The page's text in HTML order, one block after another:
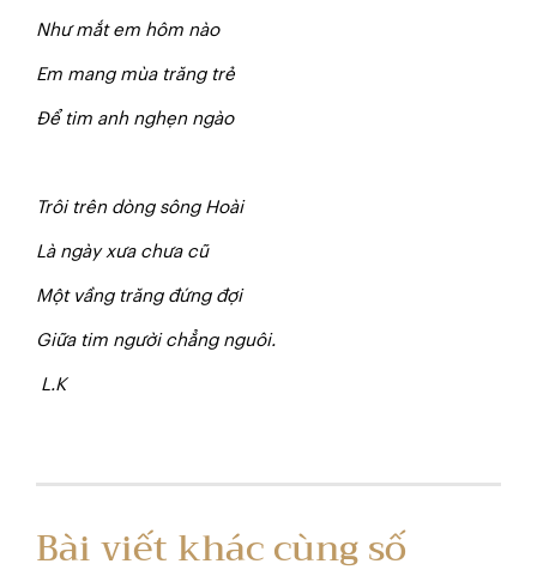
Như mắt em hôm nào
Em mang mùa trăng trẻ
Để tim anh nghẹn ngào
Trôi trên dòng sông Hoài
Là ngày xưa chưa cũ
Một vầng trăng đứng đợi
Giữa tim người chẳng nguôi.
L.K
Bài viết khác cùng số